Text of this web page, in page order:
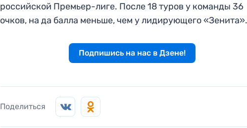
российской Премьер-лиге. После 18 туров у команды 36
очков, на да балла меньше, чем у лидирующего
Подпишись на нас в Дзене!
Поделиться